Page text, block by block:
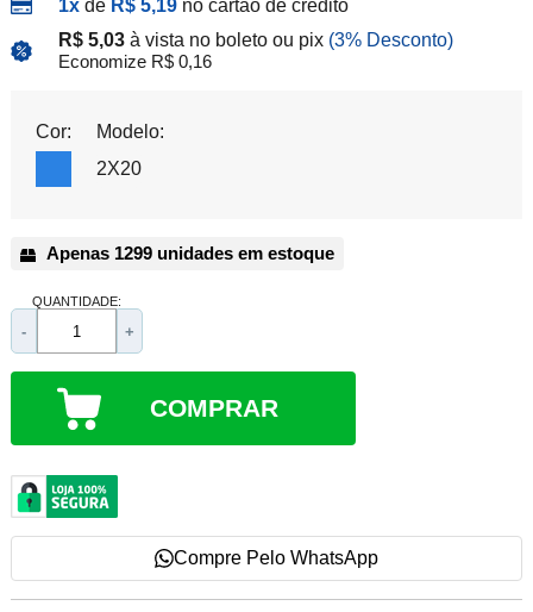
1xde R$ 5,19 no cartão de crédito
R$ 5,03 à vista no boleto ou pix (3% Desconto)
Economize R$ 0,16
Cor:
Modelo:
2X20
Apenas 1299 unidades em estoque
QUANTIDADE:
- +
COMPRAR
Compre Pelo WhatsApp